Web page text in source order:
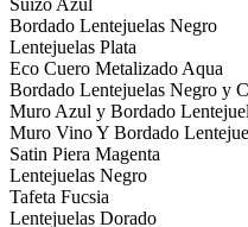
Bordado Lentejuelas Negro
Lentejuelas Plata
Eco Cuero Metalizado Aqua
Bordado Lentejuelas Negro y
Muro Azul y Bordado
Muro Vino Y Bordado
Satin Piera Magenta
Lentejuelas Negro
Tafeta Fucsia
Lentejuelas Dorado